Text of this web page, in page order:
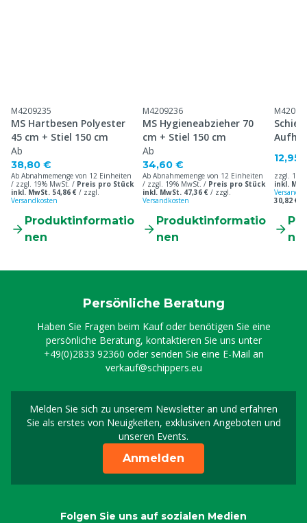
M4209235
MS Hartbesen Polyester
45 cm + Stiel 150 cm
Ab
38,80 €
Ab Abnahmemenge von 12 Einheiten
/ zzgl. 19% MwSt. / Preis pro Stück
inkl. MwSt. 54,86 € / zzgl.
Versandkosten
Produktinformatio
nen
M4209236
MS Hygieneabzieher 70
cm + Stiel 150 cm
Ab
34,60 €
Ab Abnahmemenge von 12 Einheiten
/ zzgl. 19% MwSt. / Preis pro Stück
inkl. MwSt. 47,36 € / zzgl.
Versandkosten
Produktinformatio
nen
12,95
zzgl.
inkl.
30,82 €
Persönliche Beratung
Haben Sie Fragen beim Kauf oder benötigen Sie eine
persönliche Beratung, kontaktieren Sie uns unter
+49(0)2833 92360 oder senden Sie eine E-Mail an
verkauf@schippers.eu
Melden Sie sich zu unserem Newsletter an und erfahren
Sie als erstes von Neuigkeiten, exklusiven Angeboten und
unseren Events.
Melden Sie sich für
Anmelden
Folgen Sie uns auf sozialen Medien